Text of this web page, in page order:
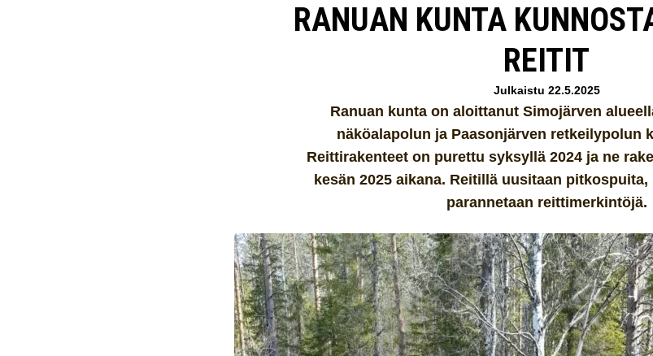
RANUAN KUNTA
REITIT
Julkaistu 22.5.2025
Ranuan kunta on aloittanut Simojärven
näköalapolun ja Paasonjärven retkeilypolun
Reittirakenteet on purettu syksyllä 2024 ja ne
kesän 2025 aikana. Reitillä uusitaan
parannetaan reittimerkintöjä.